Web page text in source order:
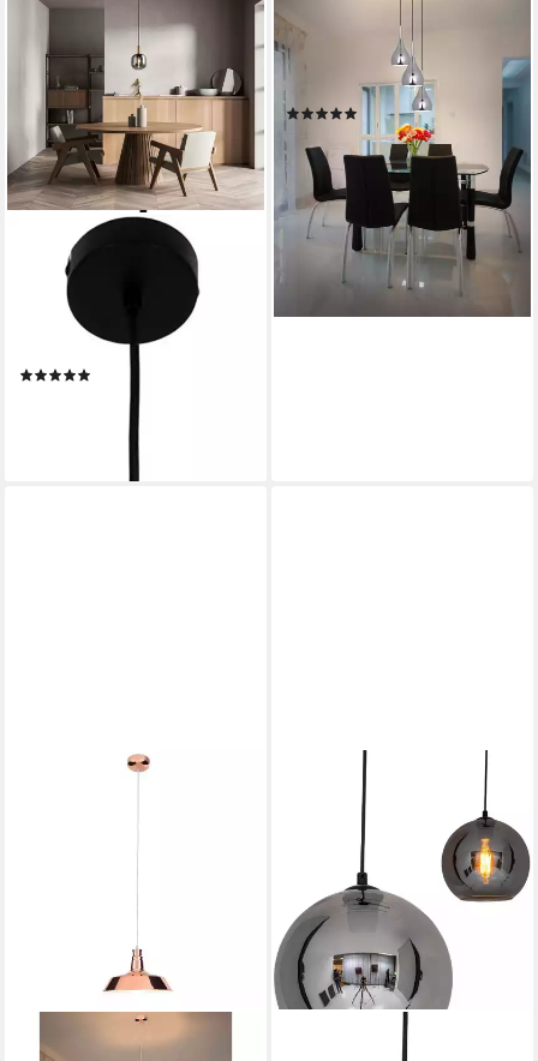
Pendelleuchte Fumo, ohne
Leuchtmittel, aus Metall in
Schwarz und Gold und
Rauchglas, Ø ca. 22 cm, Höhe
150 cm
90,95 €
lieferbar - in 3-4 Werktagen bei dir
Leuchtmittel, 3-flammig
Hängeleuchte, Pendelleuchte,
3xE27, Farbe: chrom
(12)
UVP287,95 €
-24%
lieferbar - in 9-11 Werktagen bei
dir